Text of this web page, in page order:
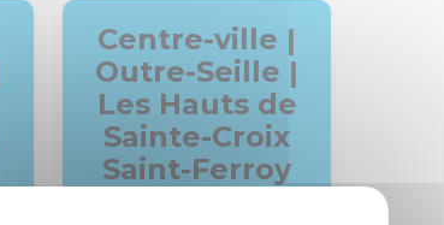
Centre-ville |
Outre-Seille |
Les Hauts de
Sainte-Croix
Saint-Ferroy